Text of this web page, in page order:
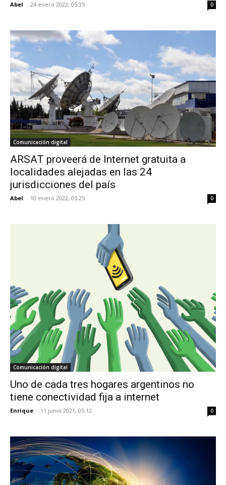
Abel - 24 enero 2022, 05:35 0
Comunicación digital
ARSAT proveerá de Internet gratuita a
localidades alejadas en las 24
jurisdicciones del país
Abel - 10 enero 2022, 05:25 0
Comunicación digital
Uno de cada tres hogares argentinos no
tiene conectividad fija a internet
Enrique - 11 junio 2021, 05:12 0